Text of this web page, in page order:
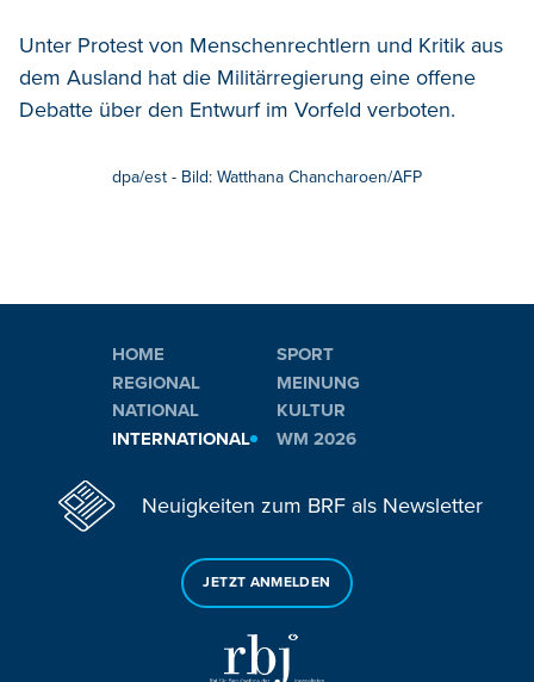
Unter Protest von Menschenrechtlern und Kritik aus
dem Ausland hat die Militärregierung eine offene
Debatte über den Entwurf im Vorfeld verboten.
dpa/est - Bild: Watthana Chancharoen/AFP
HOME
REGIONAL
NATIONAL
INTERNATIONAL
SPORT
MEINUNG
KULTUR
WM 2026
Neuigkeiten zum BRF als Newsletter
JETZT ANMELDEN